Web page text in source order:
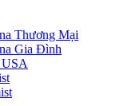
Thương Mại
Gia Đình
USA